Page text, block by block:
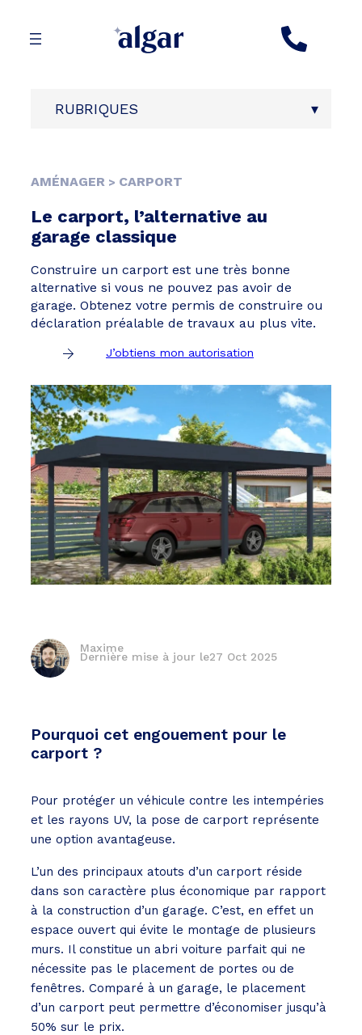
RUBRIQUES
AMÉNAGER > CARPORT
Le carport, l’alternative au
garage classique
Construire un carport est une très bonne
alternative si vous ne pouvez pas avoir de
garage. Obtenez votre permis de construire ou
déclaration préalable de travaux au plus vite.
J’obtiens mon autorisation
Maxime
Dernière mise à jour le27 Oct 2025
Pourquoi cet engouement pour le
carport ?
Pour protéger un véhicule contre les intempéries
et les rayons UV, la pose de carport représente
une option avantageuse.
L’un des principaux atouts d’un carport réside
dans son caractère plus économique par rapport
à la construction d’un garage. C’est, en effet un
espace ouvert qui évite le montage de plusieurs
murs. Il constitue un abri voiture parfait qui ne
nécessite pas le placement de portes ou de
fenêtres. Comparé à un garage, le placement
d’un carport peut permettre d’économiser jusqu’à
50% sur le prix.